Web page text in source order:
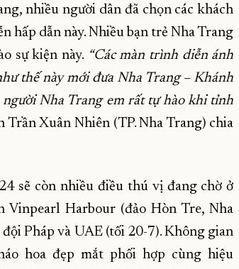
nhiều người dân đã chọn các khách
hấp dẫn này. Nhiều bạn trẻ Nha Trang
sự kiện này. “Các màn trình diễn ánh
thế này mới đưa Nha Trang – Khánh
Nha Trang em rất tự hào khi tỉnh
Trần Xuân Nhiên (TP. Nha Trang) chia
sẽ còn nhiều điều thú vị đang chờ ở
Harbour (đảo Hòn Tre, Nha
Pháp và UAE (tối 20-7). Không gian
hoa đẹp mắt phối hợp cùng hiệu